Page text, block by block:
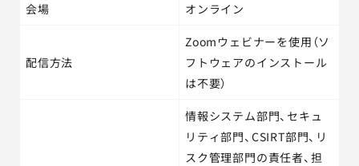
会場 オンライン
配信方法
Zoomウェビナーを使用（ソ
フトウェアのインストール
は不要）
情報システム部門、セキュ
リティ部門、CSIRT部門、リ
スク管理部門の責任者、担